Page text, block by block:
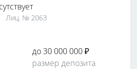
Лиц. № 2063
до 30 000 000 ₽
размер депозита